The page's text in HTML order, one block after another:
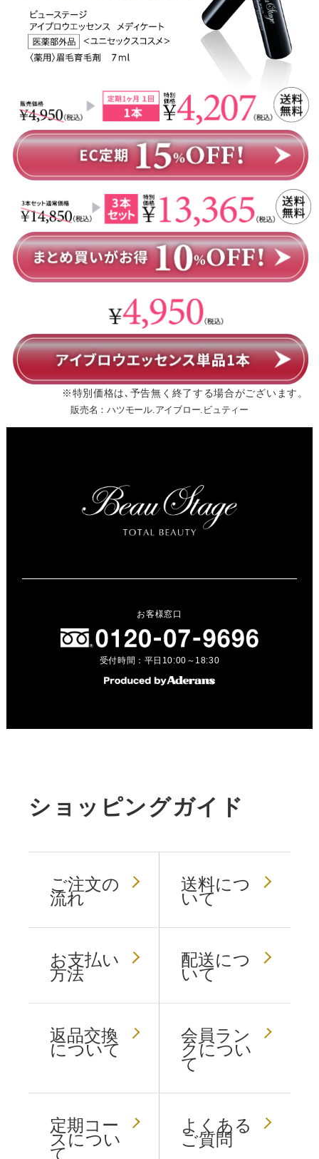
販売名：ハツモール.アイブロー.ビュティー
お客様窓口
受付時間：平日10:00～18:30
ショッピングガイド
ご注文の
流れ
送料につ
いて
お支払い
方法
配送につ
いて
返品交換
について
会員ラン
クについ
て
定期コー
スについ
て
よくある
ご質問